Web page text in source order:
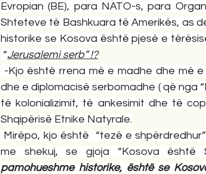
Evropian (BE), para NATO-s, para
Shteteve të Bashkuara të Amerikës, as
historike se Kosova është pjesë e
“Jerusalemi serb” !?
-Kjo është rrena më e madhe dhe më
dhe e diplomacisë serbomadhe ( që nga
të kolonializimit, të ankesimit dhe të
Shqipërisë Etnike Natyrale.
Mirëpo, kjo është  “tezë e
me shekuj, se gjoja “Kosova është
pamohueshme historike, është se